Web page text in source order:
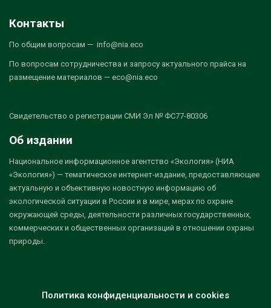
Контакты
По общим вопросам — info@nia.eco
По вопросам сотрудничества и запросу актуального прайса на
размещение материалов — eco@nia.eco
Свидетельство о регистрации СМИ Эл № ФС77-80306
Об издании
Национальное информационное агентство «Экология» (НИА
«Экология») — тематическое интернет-издание, предоставляющее
актуальную и объективную новостную информацию об
экологической ситуации в России и в мире, мерах по охране
окружающей среды, деятельности различных государственных,
коммерческих и общественных организаций в отношении охраны
природы.
Политика конфиденциальности и cookies